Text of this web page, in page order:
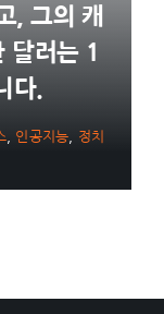
, 그의 캐
달러는 1
다.
, 인공지능 정치